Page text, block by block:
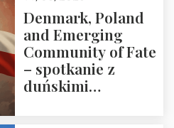
Denmark, Poland
and Emerging
Community of Fate
– spotkanie z
duńskimi